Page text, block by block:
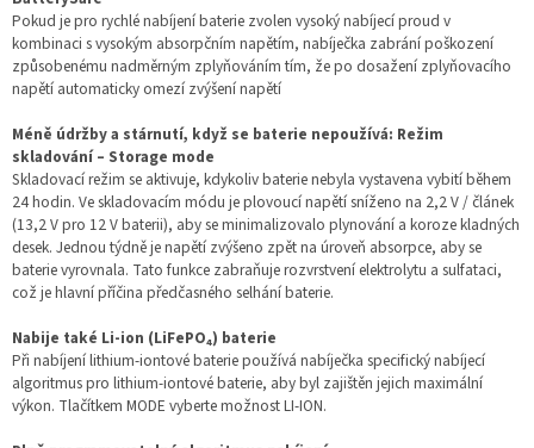
Pokud je pro rychlé nabíjení baterie zvolen vysoký nabíjecí proud v
kombinaci s vysokým absorpčním napětím, nabíječka zabrání poškození
způsobenému nadměrným zplyňováním tím, že po dosažení zplyňovacího
napětí automaticky omezí zvýšení napětí
Méně údržby a stárnutí, když se baterie nepoužívá: Režim
skladování – Storage mode
Skladovací režim se aktivuje, kdykoliv baterie nebyla vystavena vybití během
24 hodin. Ve skladovacím módu je plovoucí napětí sníženo na 2,2 V / článek
(13,2 V pro 12 V baterii), aby se minimalizovalo plynování a koroze kladných
desek. Jednou týdně je napětí zvýšeno zpět na úroveň absorpce, aby se
baterie vyrovnala. Tato funkce zabraňuje rozvrstvení elektrolytu a sulfataci,
což je hlavní příčina předčasného selhání baterie.
Nabije také Li-ion (LiFePO₄) baterie
Při nabíjení lithium-iontové baterie používá nabíječka specifický nabíjecí
algoritmus pro lithium-iontové baterie, aby byl zajištěn jejich maximální
výkon. Tlačítkem MODE vyberte možnost LI-ION.